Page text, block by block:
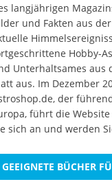
langjährigen
und Fakten aus
Hobby-
Unterhaltsames aus
aus. Im Dezember
der
führt die
sich an und werden
GEEIGNETE BÜCHER